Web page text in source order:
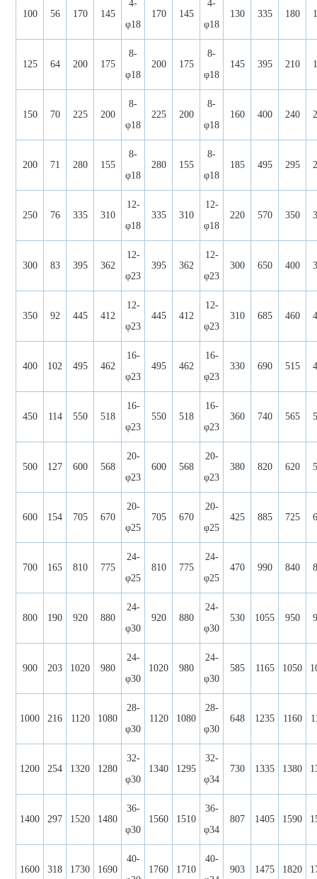
100 56 170 145
4-
φ18
170 145
4-
φ18
130 335 180
125 64 200 175
8-
φ18
200 175
8-
φ18
145 395 210
150 70 225 200
8-
φ18
225 200
8-
φ18
160 400 240
200 71 280 155
8-
φ18
280 155
8-
φ18
185 495 295
250 76 335 310
12-
φ18
335 310
12-
φ18
220 570 350
300 83 395 362
12-
φ23
395 362
12-
φ23
300 650 400
350 92 445 412
12-
φ23
445 412
12-
φ23
310 685 460
400 102 495 462
16-
φ23
495 462
16-
φ23
330 690 515
450 114 550 518
16-
φ23
550 518
16-
φ23
360 740 565
500 127 600 568
20-
φ23
600 568
20-
φ23
380 820 620
600 154 705 670
20-
φ25
705 670
20-
φ25
425 885 725
700 165 810 775
24-
φ25
810 775
24-
φ25
470 990 840
800 190 920 880
24-
φ30
920 880
24-
φ30
530 1055 950
900 203 1020 980
24-
φ30
1020 980
24-
φ30
585 1165 1050
1000 216 1120 1080
28-
φ30
1120 1080
28-
φ30
648 1235 1160
1200 254 1320 1280
32-
φ30
1340 1295
32-
φ34
730 1335 1380
1400 297 1520 1480
36-
φ30
1560 1510
36-
φ34
807 1405 1590
1600 318 1730 1690
40-
1760 1710
40-
903 1475 1820